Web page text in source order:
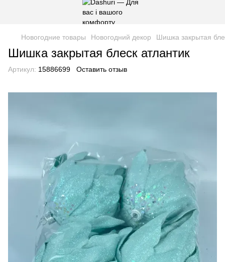
Новогодние товары Новогодний декор Шишка закрытая
Шишка закрытая блеск атлантик
Артикул: 15886699 Оставить отзыв